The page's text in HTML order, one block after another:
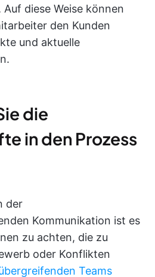
Auf diese Weise können
den Kunden
und aktuelle
die
in den Prozess
der
Kommunikation ist es
zu achten, die zu
oder Konflikten
Teams